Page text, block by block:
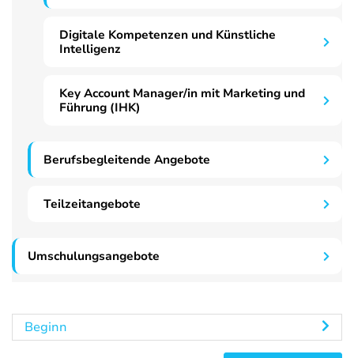
Digitale Kompetenzen und Künstliche
Intelligenz
Key Account Manager/in mit Marketing und
Führung (IHK)
Berufsbegleitende Angebote
Teilzeitangebote
Umschulungsangebote
Beginn